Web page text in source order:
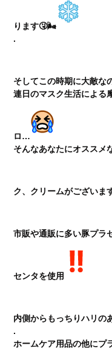
ります🤧🌬
.
そしてこの時期に大敵な
連日のマスク生活による
ロ…
そんなあなたにオススメ
ク、クリームがございま
市販や通販に多い豚プラ
センタを使用
内側からもっちりハリの
.
ホームケア用品の他にプ